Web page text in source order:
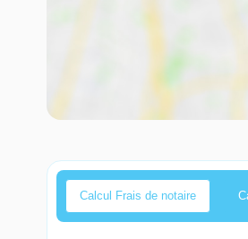
Calcul Frais de notaire